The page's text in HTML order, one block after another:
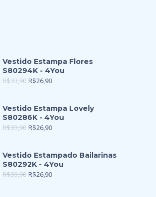
Vestido Estampa Flores
S80294K - 4You
R$33,90 R$26,90
Vestido Estampa Lovely
S80286K - 4You
R$33,90 R$26,90
Vestido Estampado Bailarinas
S80292K - 4You
R$33,90 R$26,90